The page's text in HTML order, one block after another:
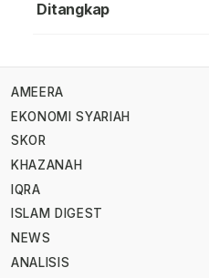
Ditangkap
AMEERA
EKONOMI SYARIAH
SKOR
KHAZANAH
IQRA
ISLAM DIGEST
NEWS
ANALISIS